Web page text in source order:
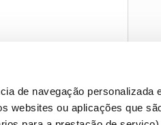
de navegação personalizada
websites ou aplicações que